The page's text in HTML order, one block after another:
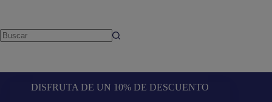
DISFRUTA DE UN 10% DE DESCUENTO